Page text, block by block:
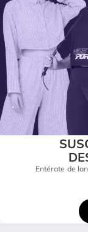
Entérate de